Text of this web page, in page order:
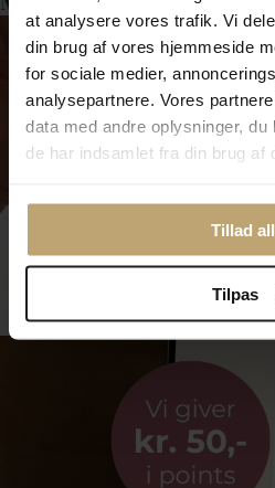
at analysere vores trafik. Vi
din brug af vores hjemmeside
for sociale medier,
analysepartnere. Vores
data med andre oplysninger,
de har indsamlet fra din brug af
Tillad
Tilpas